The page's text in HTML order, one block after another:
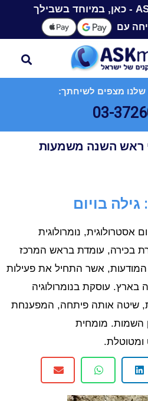
עם
שלנו מצפים לשיחתך:
03-
ראש השנה משמעות
בויום
אסטרולוגית, נומרולוגית
בכירה, עומדת בראש המרכז
המודעות, אשר התחיל את פעילות
בארץ. עוסקת בנומרולוגיה
שיטה אותה פיתחה, המפענחת
השמות. מומחית
ומטוטלת.